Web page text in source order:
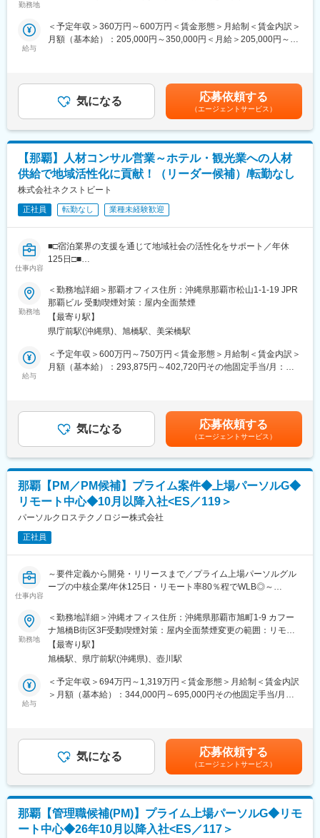
最初はデータ入力や書類整理、日程確認、関係者への連絡（テン
プレあり）など、できることからスタート。
できる環境です。
した社員も多数活躍しています。
■安心して働けるキャリア設計
当社では、あなたの「得意」や「理想の働き方」に合わせて、"最
短でのキャリアアップを設計します♪"
雑談ベースで進める面接なので、まずは気軽に理想を聞かせてく
ださい！
■就業環境
年間休日125日以上、完全週休2日制（土日祝）、残業も月平均16
変更の範囲：会社の定める業務
人さんのまとめ役を担当いただきます。工事のスケジュール・コ
スト・品質・安全の4つの観点から管理をしていただくため、工事
＼キャリアチェンジ先の例／
・施工図作成
・積算
・フィールドエンジニア
＼入社後の流れ／
入社後は学校形式の研修を約1か月間、当社の研修センターにて泊
まり込みで参加。その際の移動費・宿泊費は当社にて負担しま
す。研修中にアサイン先の現場を見学していただきます。そこで
とはめったにございません。また現場を巡回する労務スタッフも
おり、派遣社員が超過労働にならないようチェックしております
＼当社で働く魅力／
・無期雇用派遣社員としてご契約となるため長期的にご就労いた
だくことが可能です。
・当社の取引先は60%程度が大手企業となります。そのため、比
較的早期に大規模案件に携わることができ、市場価値を上げやす
い環境です。もちろん、中小企業とのお取引もございますので、
＼当社ってどんな会社？／
当社はテクノプロ・ホールディングスという連結子会社合わせて
で30,041人の技術者が働いており、日本全国に229の拠点（海外
含めて289拠点）を設置し、日本では2,915社以上の顧客に技術系
人材サービスを提供しています。当社はその中でも建設領域の顧
客に向けてサービスを提供しております。
変更の範囲：会社の定める業務
勤務地
給与
＜予定年収＞360万円～600万円＜賃金形態＞月給制＜賃金内訳＞
月額（基本給）：205,000円～350,000円＜月給＞205,000円～
か月分です。決算賞与（業績により支給）（※想定年収3,600,000
円～6,000,000円）※残業代は1分単位で全額支給賃金はあくまで
も目安の金額であり、選考を通じて上下する可能性があります。
月給(月額)は固定手当を含めた表記です。
気になる 応募依頼する
（エージェントサービス）
【那覇】人材コンサル営業～ホテル・観光業への人材
供給で地域活性化に貢献！（リーダー候補）/転勤なし
株式会社ネクストビート
正社員 転勤なし 業種未経験歓迎
仕事内容
■□宿泊業界の支援を通じて地域社会の活性化をサポート／年休
125日□■
■業務内容：
宿泊施設の経営も一般的な企業の経営同様にマーケティング、数
値をもとにした採用計画を実行しており、多くの採用課題を抱え
ています。当ポジションでは、採用の支援を軸としてお客さまの
経営課題の解決を担います。各施設が大切にする「おもてなし」
に尽力されている観光業の方々のブレインとして、専門的な経営
知見や業界知識を用い、経営に大きなインパクトを与える採用計
・宿泊施設が望んでいる「おもてなし」を実現するために必要
な、採用のプロモーション、マーケティング課題の発見
・自社クリエイティブチームとのコンテンツ制作と、そのための
タモニタリング／パフォーマンスの最大化最適化
・経営課題の解消に向けた中長期的な関係構築伴走と、経営の状
況に合わせた追加施策の提案
＜解決のアプローチは多岐に渡ります＞
・求人広告提案、改善
・転職／就職フェアへの出展
・採用動画の制作
・採用ブランディング戦略の提案
採用課題に対して多種多様なサービスで向き合います。観光業界
の人材不足に向き合っている当社だからこそのクイックな意思決
定で、マーケットに必要とされているサービスの開発を目指しま
す。
■配属組織の事業：
「おもてなしHR」は、地方創生領域における事業であり、宿泊業
将来的には、当社で先に保育領域でプラットフォーム化させた事
業である「保育士バンク！」の構想を、地方創生の領域でも展開
し、宿泊業界のDXによるオペレーション改善、労務管理の効率
化、地方自治体と協力した特産物EC、旅行者への情報提供などへ
の事業拡大を計画しています。
勤務地
＜勤務地詳細＞那覇オフィス住所：沖縄県那覇市松山1-1-19 JPR
那覇ビル 受動喫煙対策：屋内全面禁煙
【最寄り駅】
県庁前駅(沖縄県)、旭橋駅、美栄橋駅
給与
＜予定年収＞600万円～750万円＜賃金形態＞月給制＜賃金内訳＞
月額（基本給）：293,875円～402,720円その他固定手当/月：
業手当＞有＜給与補足＞※ご経験やスキルにより年収を決定しま
す。・給与改定：年2回（4月・10月）・賞与：年2回（6月・12
月）賃金はあくまでも目安の金額であり、選考を通じて上下する
可能性があります。月給(月額)は固定手当を含めた表記です。
気になる 応募依頼する
（エージェントサービス）
那覇【PM／PM候補】プライム案件◆上場パーソルG◆
リモート中心◆10月以降入社<ES／119＞
パーソルクロステクノロジー株式会社
正社員
仕事内容
～要件定義から開発・リリースまで／プライム上場パーソルグル
ープの中核企業/年休125日・リモート率80％程でWLB◎～
■部門概要：
東京・沖縄に拠点を持つプライム案件対応の外販部門です（基本
的にパーソルグループ以外の顧客と直接やり取りを行う)。
東京、沖縄にまたがる部門で、基幹系からスマホ系まで幅広い領
域のWeb業務システムの開発を手掛けています。
「UXを取り入れた開発」「ハイブリッドアプリ」「基幹系からモ
バイルまで」を特徴(尖り)とした開発サービスも提供しています。
ル、SI、保守、プロダクトと幅広く一気通貫でカバーしており、
（開発プロジェクトを）PMもしくはPM候補としてチームを牽引
主に数千万円～数億円規模のプライム案件をターゲットに、提案
活動、プロジェクト立上げ、デリバリー、終結まで一環したプロ
勤務地
＜勤務地詳細＞沖縄オフィス住所：沖縄県那覇市旭町1-9 カフー
ナ旭橋B街区3F受動喫煙対策：屋内全面禁煙変更の範囲：リモー
トワーク、取引先など会社が指定する場所を含む。出向を命じる
場合は出向先の定める就業場所
【最寄り駅】
旭橋駅、県庁前駅(沖縄県)、壺川駅
給与
＜予定年収＞694万円～1,319万円＜賃金形態＞月給制＜賃金内訳
＞月額（基本給）：344,000円～695,000円その他固定手当/月：
業手当＞有＜給与補足＞上記「その他固定手当」は拠出手当とし
て支給■昇給・降給：年2回、人事評価制度に基づき決定E5は年1
回賃金はあくまでも目安の金額であり、選考を通じて上下する可
能性があります。月給(月額)は固定手当を含めた表記です。
気になる 応募依頼する
（エージェントサービス）
那覇【管理職候補(PM)】プライム上場パーソルG◆リモ
ート中心◆26年10月以降入社<ES／117＞